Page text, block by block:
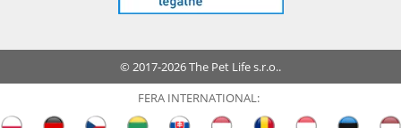
© 2017-2026 The Pet Life s.r.o..
FERA INTERNATIONAL: